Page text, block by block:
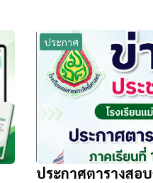
ประกาศ
ประกาศตารางสอ